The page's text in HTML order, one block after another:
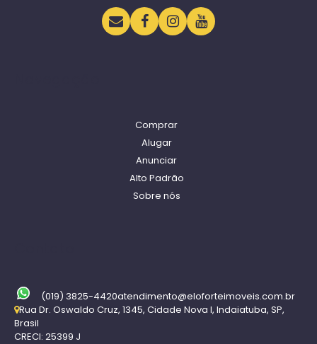
Comprar
Alugar
Anunciar
Alto Padrão
Sobre nós
(019) 3825-4420atendimento@eloforteimoveis.com.br
Rua Dr. Oswaldo Cruz, 1345, Cidade Nova I, Indaiatuba, SP,
Brasil
CRECI: 25399 J